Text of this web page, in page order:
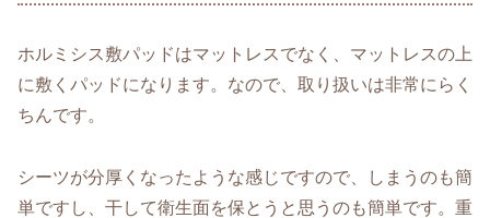
ホルミシス敷パッドはマットレスでなく、マットレスの上
に敷くパッドになります。なので、取り扱いは非常にらく
ちんです。
シーツが分厚くなったような感じですので、しまうのも簡
単ですし、干して衛生面を保とうと思うのも簡単です。重